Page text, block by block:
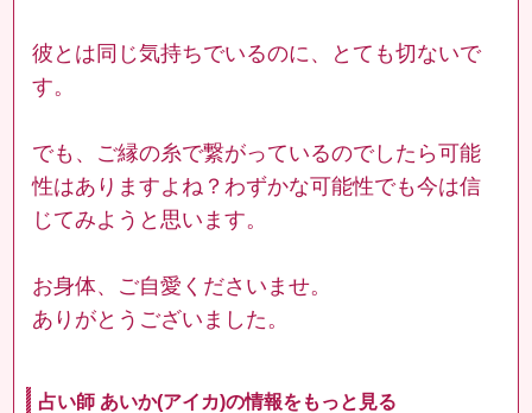
彼とは同じ気持ちでいるのに、とても切ないで
す。
でも、ご縁の糸で繋がっているのでしたら可能
性はありますよね？わずかな可能性でも今は信
じてみようと思います。
お身体、ご自愛くださいませ。
ありがとうございました。
占い師 あいか(アイカ)の情報をもっと見る